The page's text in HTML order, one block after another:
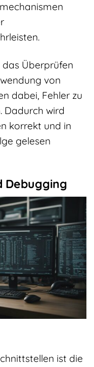
Überprüfen
von
dabei, Fehler zu
Dadurch wird
korrekt und in
gelesen
Debugging
ist die